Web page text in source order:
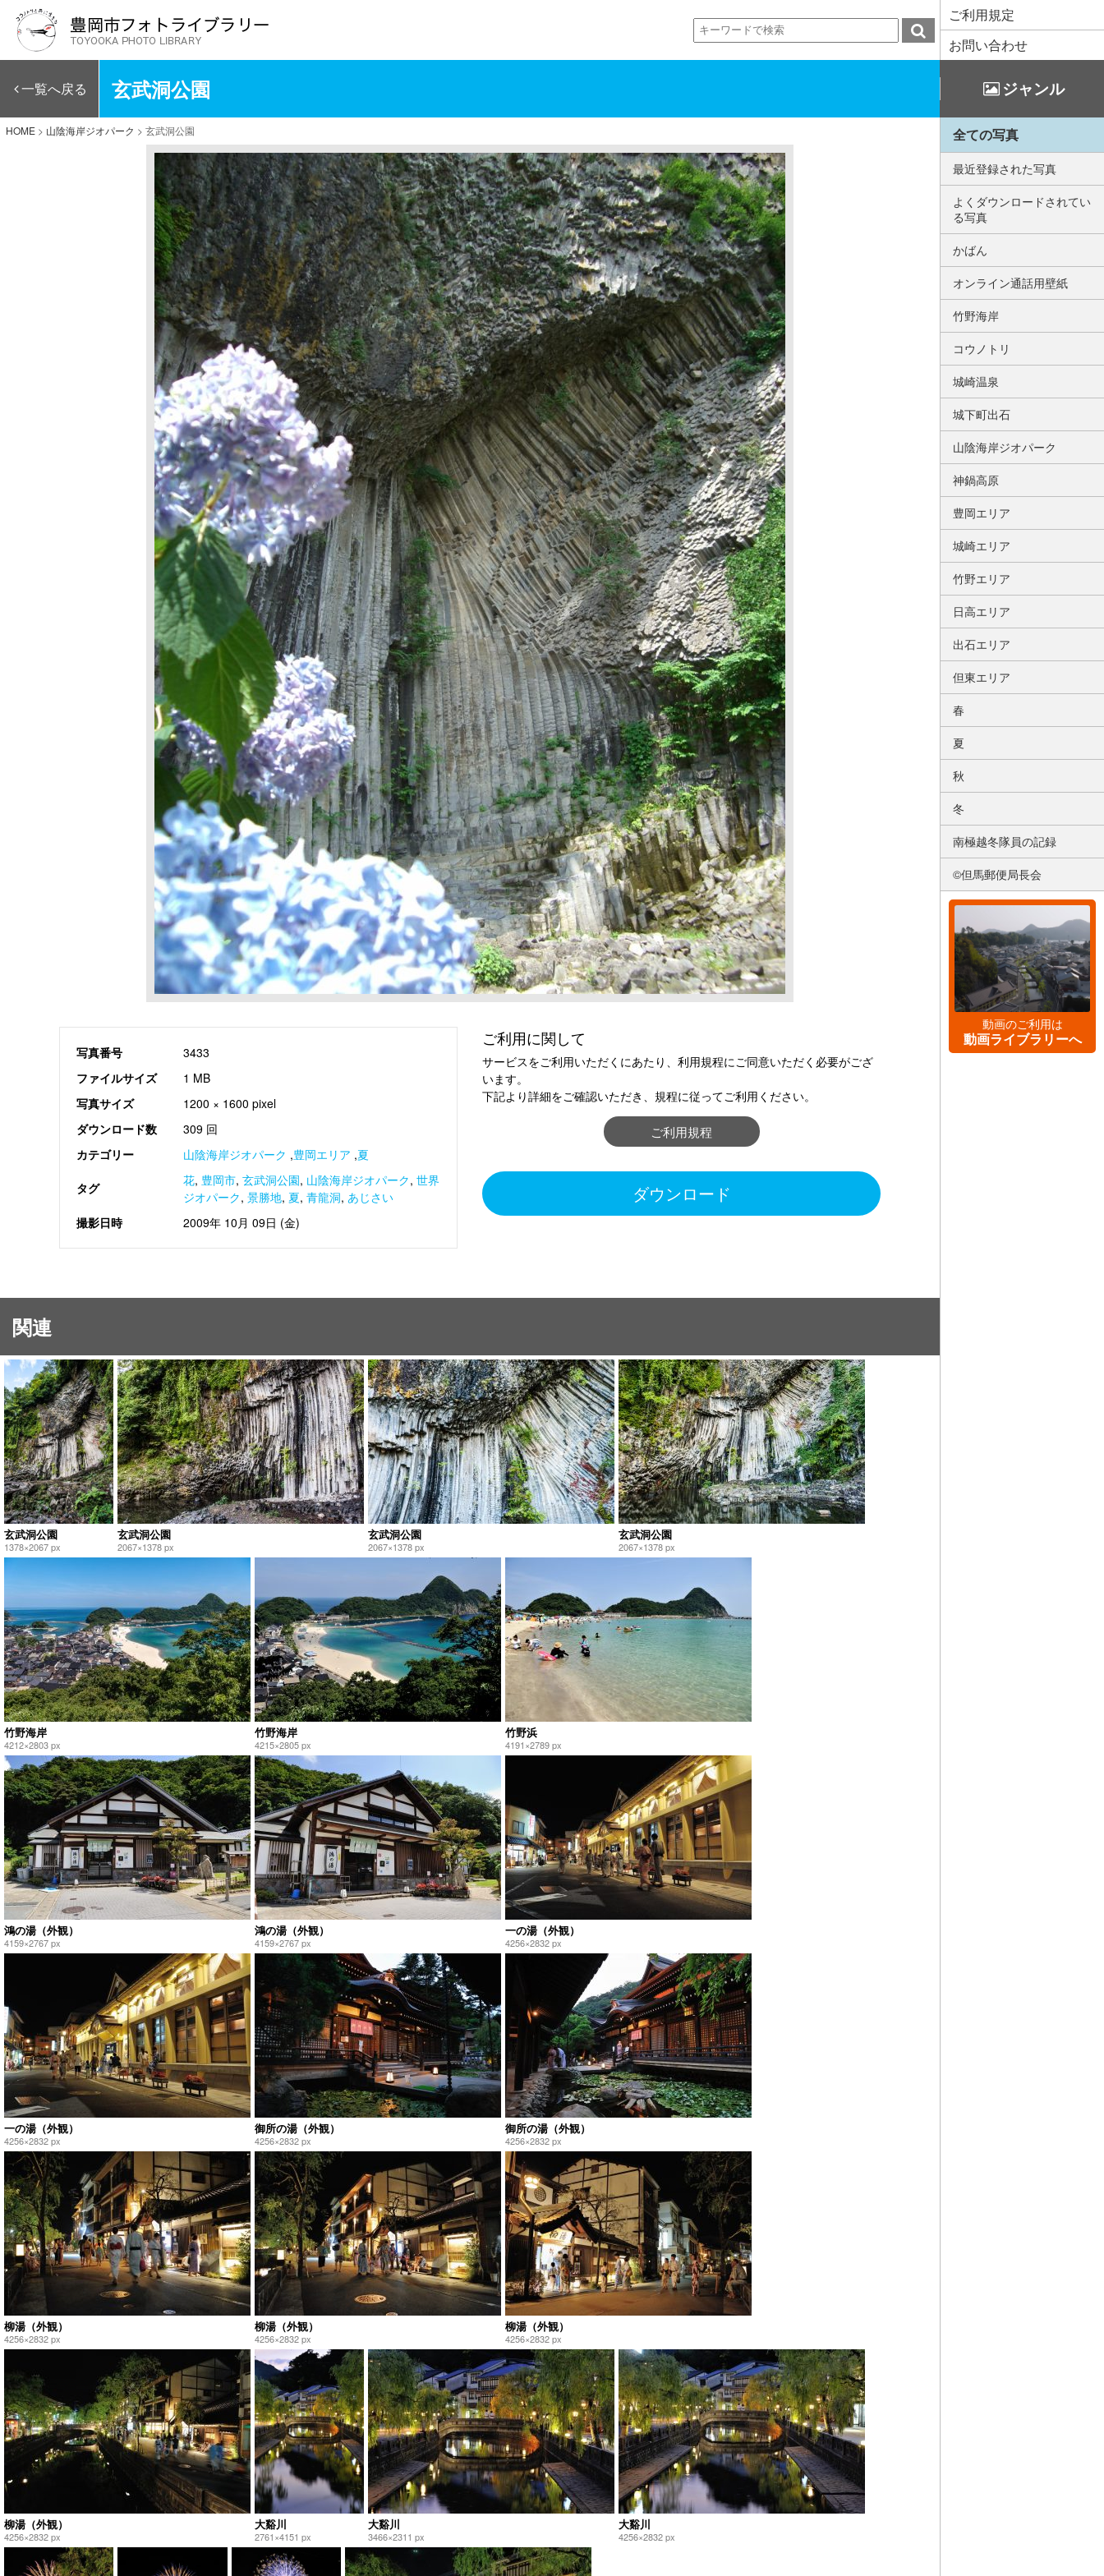
ご利用規定
お問い合わせ
一覧へ戻る 玄武洞公園 ジャンル
HOME > 山陰海岸ジオパーク > 玄武洞公園
写真番号
3433
ファイルサイズ
1 MB
写真サイズ
1200 × 1600 pixel
ダウンロード数
309 回
カテゴリー
山陰海岸ジオパーク ,豊岡エリア ,夏
タグ 花, 豊岡市, 玄武洞公園, 山陰海岸ジオパーク, 世界
ジオパーク, 景勝地, 夏, 青龍洞, あじさい
撮影日時
2009年 10月 09日 (金)
ご利用に関して
サービスをご利用いただくにあたり、利用規程にご同意いただく必要がござ
います。
下記より詳細をご確認いただき、規程に従ってご利用ください。
ご利用規程
ダウンロード
関連
玄武洞公園
1378×2067 px
玄武洞公園
2067×1378 px
玄武洞公園
2067×1378 px
玄武洞公園
2067×1378 px
竹野海岸
4212×2803 px
竹野海岸
4215×2805 px
竹野浜
4191×2789 px
鴻の湯（外観）
4159×2767 px
鴻の湯（外観）
4159×2767 px
一の湯（外観）
4256×2832 px
一の湯（外観）
4256×2832 px
御所の湯（外観）
4256×2832 px
御所の湯（外観）
4256×2832 px
柳湯（外観）
4256×2832 px
柳湯（外観）
4256×2832 px
柳湯（外観）
4256×2832 px
柳湯（外観）
4256×2832 px
大谿川
2761×4151 px
大谿川
3466×2311 px
大谿川
4256×2832 px
全ての写真
最近登録された写真
よくダウンロードされてい
る写真
かばん
オンライン通話用壁紙
竹野海岸
コウノトリ
城崎温泉
城下町出石
山陰海岸ジオパーク
神鍋高原
豊岡エリア
城崎エリア
竹野エリア
日高エリア
出石エリア
但東エリア
春
夏
秋
冬
南極越冬隊員の記録
©但馬郵便局長会
動画のご利用は
動画ライブラリーへ